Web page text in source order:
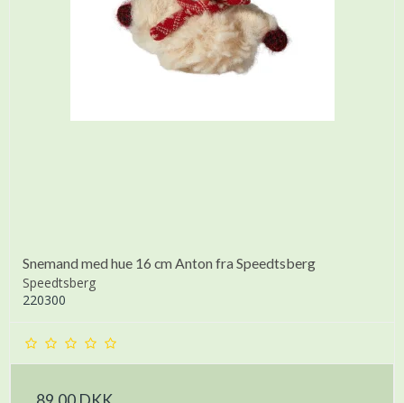
Snemand med hue 16 cm Anton fra Speedtsberg
Speedtsberg
220300